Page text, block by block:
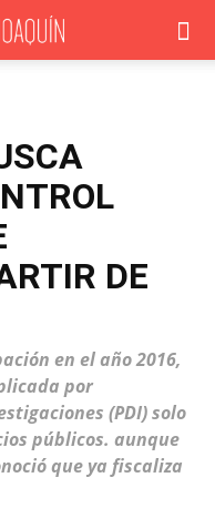
DE
en el año 2016,
por
(PDI) solo
públicos. aunque
que ya fiscaliza